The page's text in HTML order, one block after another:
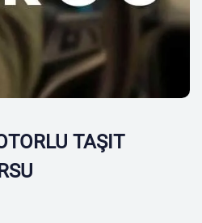
TAŞIT